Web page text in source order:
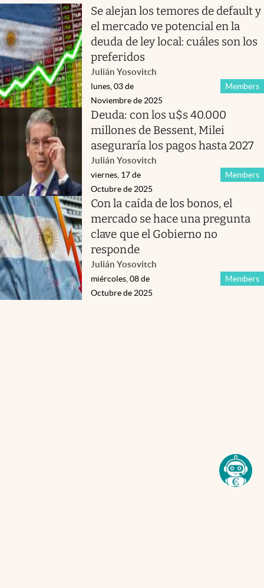
Se alejan los temores de default y
el mercado ve potencial en la
deuda de ley local: cuáles son los
preferidos
Julián Yosovitch
Members
lunes, 03 de
Noviembre de 2025
Deuda: con los u$s 40.000
millones de Bessent, Milei
aseguraría los pagos hasta 2027
Julián Yosovitch
Members
viernes, 17 de
Octubre de 2025
Con la caída de los bonos, el
mercado se hace una pregunta
clave que el Gobierno no
responde
Julián Yosovitch
Members
miércoles, 08 de
Octubre de 2025